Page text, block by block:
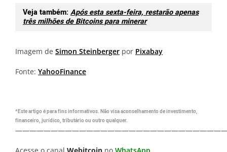
Veja também:Após esta sexta-feira, restarão apenas
três milhões de Bitcoins para minerar
Imagem de Simon Steinberger por Pixabay
Fonte: YahooFinance
*Este artigo é para fins informativos. Não visa aconselhamento de investimento,
financeiro, jurídico, tributário ou outro qualquer.